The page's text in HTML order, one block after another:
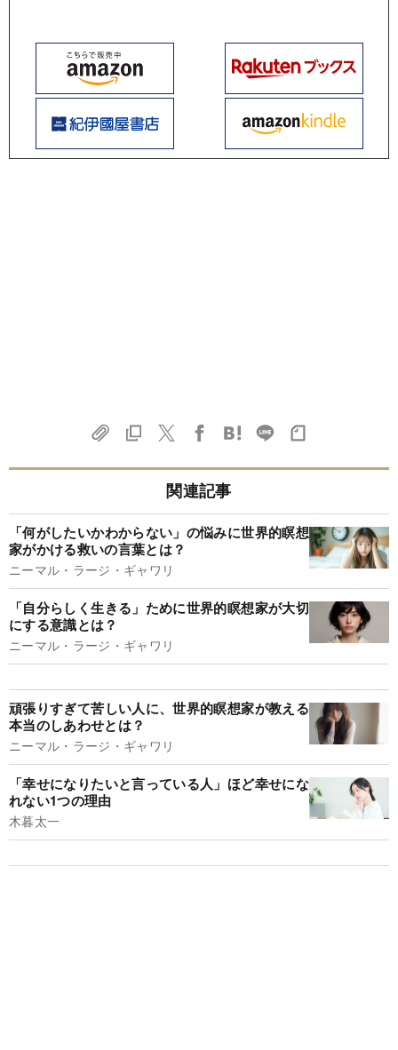
関連記事
「何がしたいかわからない」の悩みに世界的瞑想
家がかける救いの言葉とは？
ニーマル・ラージ・ギャワリ
「自分らしく生きる」ために世界的瞑想家が大切
にする意識とは？
ニーマル・ラージ・ギャワリ
頑張りすぎて苦しい人に、世界的瞑想家が教える
本当のしあわせとは？
ニーマル・ラージ・ギャワリ
「幸せになりたいと言っている人」ほど幸せにな
れない1つの理由
木暮太一